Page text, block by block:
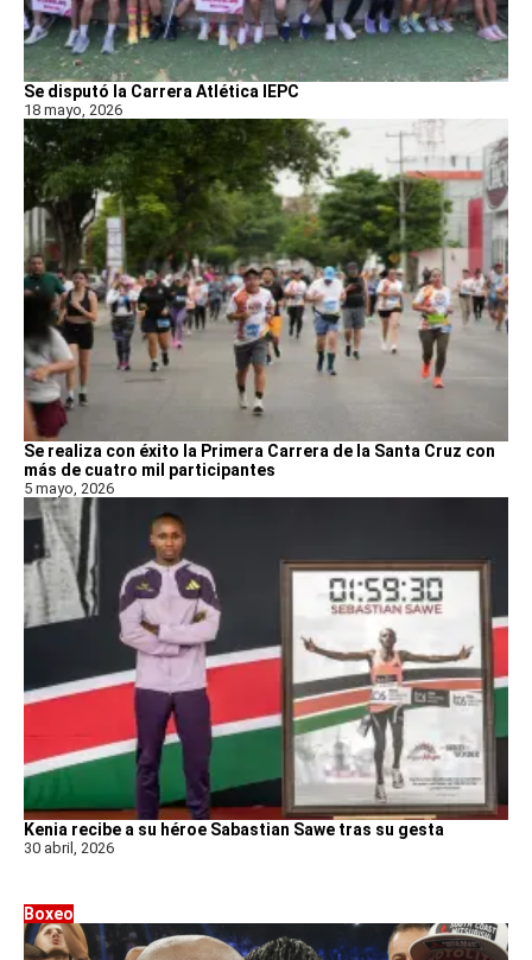
Se disputó la Carrera Atlética IEPC
18 mayo, 2026
Se realiza con éxito la Primera Carrera de la Santa Cruz con
más de cuatro mil participantes
5 mayo, 2026
Kenia recibe a su héroe Sabastian Sawe tras su gesta
30 abril, 2026
Boxeo